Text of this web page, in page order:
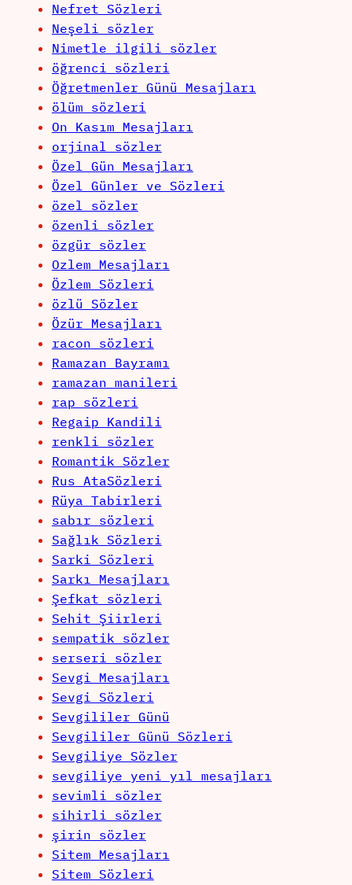
Nefret Sözleri
Neşeli sözler
Nimetle ilgili sözler
öğrenci sözleri
Öğretmenler Günü Mesajları
ölüm sözleri
On Kasım Mesajları
orjinal sözler
Özel Gün Mesajları
Özel Günler ve Sözleri
özel sözler
özenli sözler
özgür sözler
Ozlem Mesajları
Özlem Sözleri
özlü Sözler
Özür Mesajları
racon sözleri
Ramazan Bayramı
ramazan manileri
rap sözleri
Regaip Kandili
renkli sözler
Romantik Sözler
Rus AtaSözleri
Rüya Tabirleri
sabır sözleri
Sağlık Sözleri
Sarki Sözleri
Sarkı Mesajları
Şefkat sözleri
Sehit Şiirleri
sempatik sözler
serseri sözler
Sevgi Mesajları
Sevgi Sözleri
Sevgililer Günü
Sevgililer Günü Sözleri
Sevgiliye Sözler
sevgiliye yeni yıl mesajları
sevimli sözler
sihirli sözler
şirin sözler
Sitem Mesajları
Sitem Sözleri